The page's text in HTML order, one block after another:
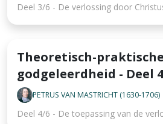
Deel 3/6 - De verlossing door
Theoretisch-praktische
godgeleerdheid - Deel 4
PETRUS VAN MASTRICHT (1630-1706)
Deel 4/6 - De toepassing van de